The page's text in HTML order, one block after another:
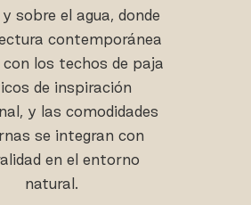
sobre el agua, donde
contemporánea
con los techos de paja
de inspiración
y las comodidades
se integran con
en el entorno
natural.